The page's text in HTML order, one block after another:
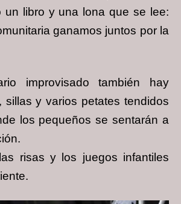
un libro y una lonaque se lee:
ganamos juntos por la
improvisado también hay
sillas y varios petates tendidos
los pequeños se sentarán a
risas y los juegos infantiles